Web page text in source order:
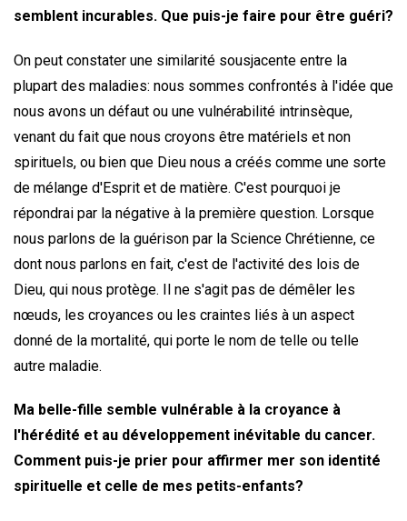
semblent incurables. Que puis-je faire pour être guéri?
On peut constater une similarité sousjacente entre la
plupart des maladies: nous sommes confrontés à l'idée que
nous avons un défaut ou une vulnérabilité intrinsèque,
venant du fait que nous croyons être matériels et non
spirituels, ou bien que Dieu nous a créés comme une sorte
de mélange d'Esprit et de matière. C'est pourquoi je
répondrai par la négative à la première question. Lorsque
nous parlons de la guérison par la Science Chrétienne, ce
dont nous parlons en fait, c'est de l'activité des lois de
Dieu, qui nous protège. Il ne s'agit pas de démêler les
nœuds, les croyances ou les craintes liés à un aspect
donné de la mortalité, qui porte le nom de telle ou telle
autre maladie.
Ma belle-fille semble vulnérable à la croyance à
l'hérédité et au développement inévitable du cancer.
Comment puis-je prier pour affirmer mer son identité
spirituelle et celle de mes petits-enfants?